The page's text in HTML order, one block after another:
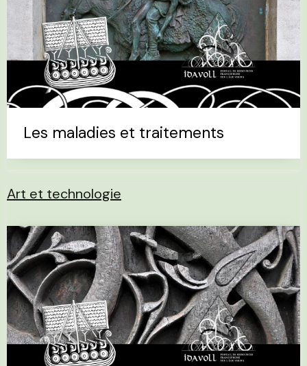
Les maladies et traitements
Art et technologie